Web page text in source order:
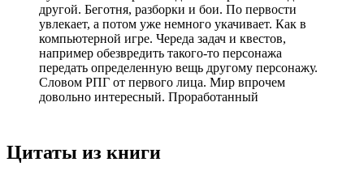
другой. Беготня, разборки и бои. По первости
увлекает, а потом уже немного укачивает. Как в
компьютерной игре. Череда задач и квестов,
например обезвредить такого-то персонажа
передать определенную вещь другому персонажу.
Словом РПГ от первого лица. Мир впрочем
довольно интересный. Проработанный
Цитаты из книги